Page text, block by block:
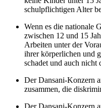
schulpflichtigen Alter
Wenn es die nationale
zwischen 12 und 15
Arbeiten unter der
ihrer körperlichen und
schadet und auch nicht
Der Dansani-Konzern
zusammen, die